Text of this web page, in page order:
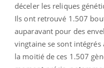
déceler les reliques
Ils ont retrouvé 1.507
auparavant pour des
vingtaine se sont intégrés
la moitié de ces 1.507